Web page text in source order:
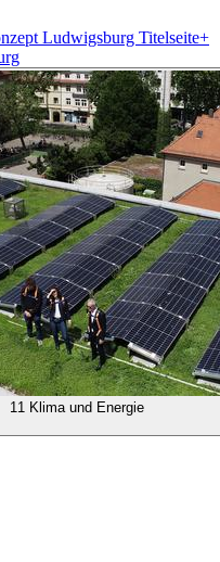
Ludwigsburg Titelseite+
11 Klima und Energie